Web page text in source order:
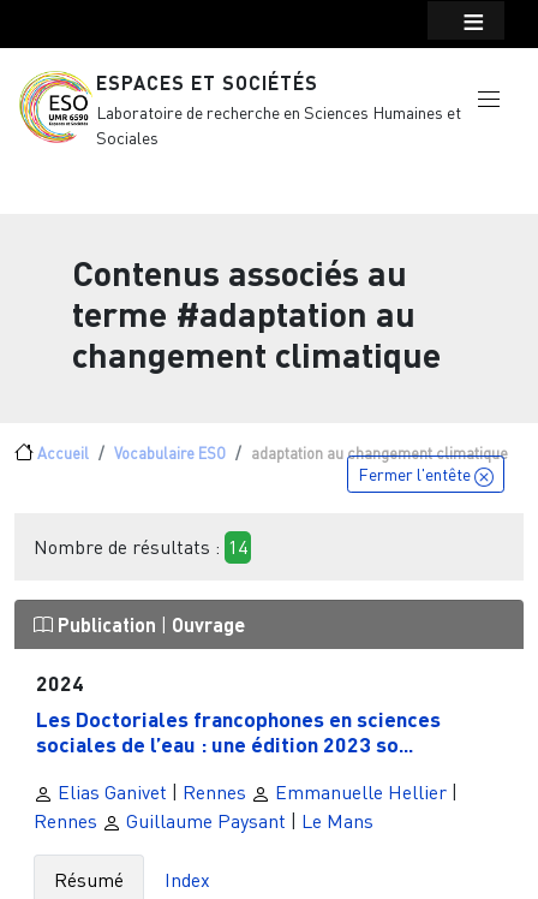
ESPACES ET SOCIÉTÉS
Laboratoire de recherche en Sciences Humaines et
Sociales
Contenus associés au
terme #adaptation au
changement climatique
Fil d'Ariane
Accueil Vocabulaire ESO adaptation au changement climatique
Fermer l'entête
Nombre de résultats : 14
Publication Ouvrage
2024
Les Doctoriales francophones en sciences
sociales de l’eau : une édition 2023 so...
Elias Ganivet | Rennes Emmanuelle Hellier |
Rennes
Guillaume Paysant | Le Mans
Résumé Index